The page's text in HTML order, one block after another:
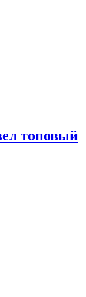
топовый